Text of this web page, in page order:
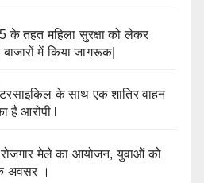
के तहत महिला सुरक्षा को लेकर
बाजारों में किया जागरूक|
के साथ एक शातिर वाहन
है आरोपी l
रोजगार मेले का आयोजन, युवाओं को
अवसर ।